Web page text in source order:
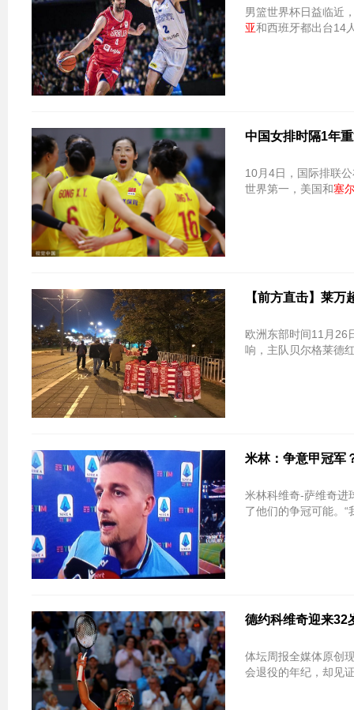
男篮世界杯日益临近
亚和西班牙都出台14
中国女排时隔1年
10月4日，国际排联
世界第一，美国和塞
【前方直击】莱
欧洲东部时间11月26
响，主队贝尔格莱德
米林：争意甲冠军
米林科维奇-萨维奇进
了他们的争冠可能。
德约科维奇迎来32
体坛周报全媒体原创
会退役的年纪，却见